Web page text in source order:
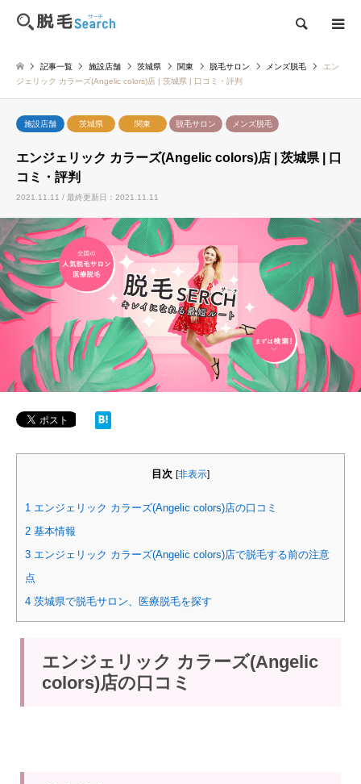
検索
記事一覧 施設店舗 茨城県 関東 脱毛サロン メンズ脱毛
エン
ジェリック カラーズ(Angelic colors)店 | 茨城県 | 口コミ・評判
施設店舗 茨城県 関東 脱毛サロン メンズ脱毛
エンジェリック カラーズ(Angelic colors)店 | 茨城県 | 口
コミ・評判
2021.11.11 / 最終更新日：2021.11.11
目次 [非表示]
1 エンジェリック カラーズ(Angelic colors)店の口コミ
2 基本情報
3 エンジェリック カラーズ(Angelic colors)店で脱毛する前の注意
点
4 茨城県で脱毛サロン、医療脱毛を探す
エンジェリック カラーズ(Angelic
colors)店の口コミ